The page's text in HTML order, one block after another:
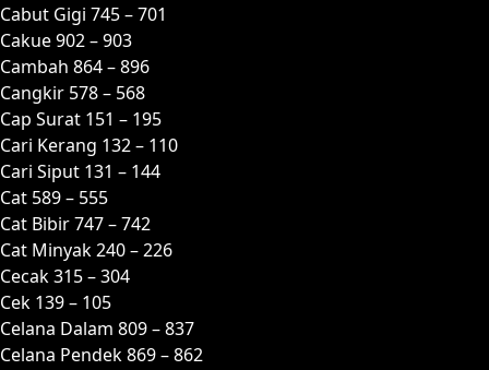
Cabut Gigi 745 – 701
Cakue 902 – 903
Cambah 864 – 896
Cangkir 578 – 568
Cap Surat 151 – 195
Cari Kerang 132 – 110
Cari Siput 131 – 144
Cat 589 – 555
Cat Bibir 747 – 742
Cat Minyak 240 – 226
Cecak 315 – 304
Cek 139 – 105
Celana Dalam 809 – 837
Celana Pendek 869 – 862